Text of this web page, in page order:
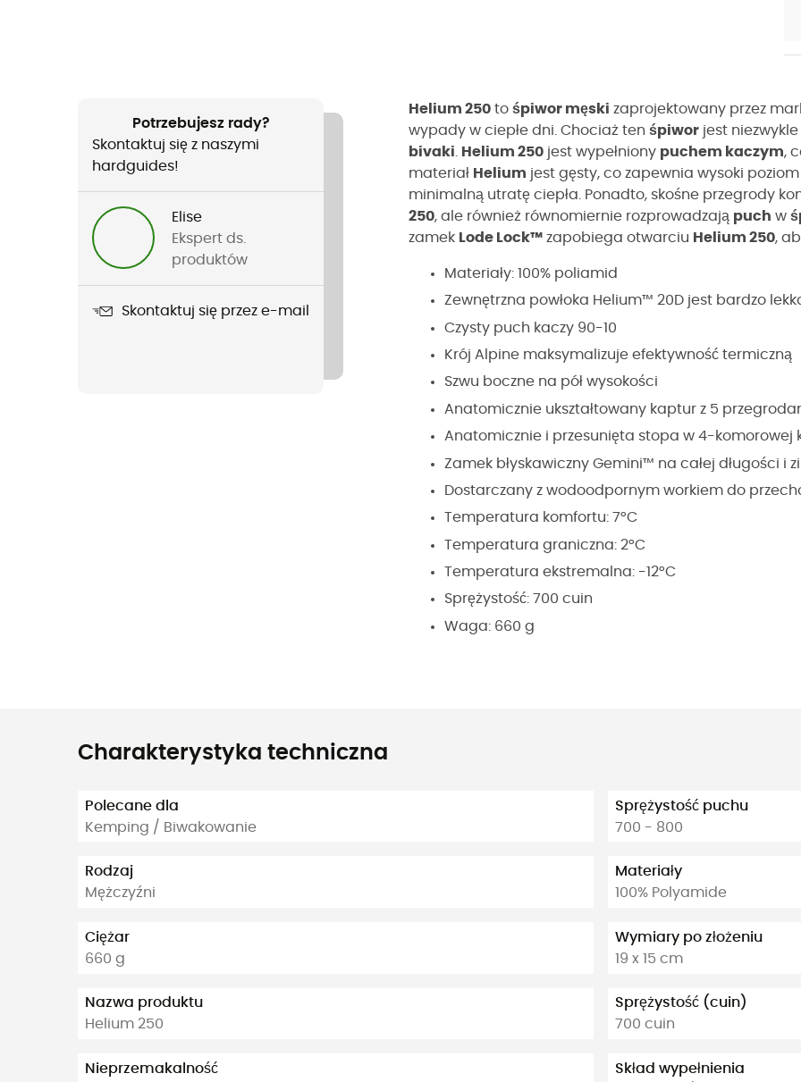
Potrzebujesz rady?
Skontaktuj się z naszymi
hardguides!
Elise
Ekspert ds.
produktów
Skontaktuj się przez e-mail
Helium 250 to śpiwor męski zaprojektowany przez
wypady w ciepłe dni. Chociaż ten śpiwor jest
bivaki
Helium 250 jest wypełniony puchem kaczym,
materiał Helium jest gęsty, co zapewnia wysoki
minimalną utratę ciepła. Ponadto, skośne przegrody
250, ale również równomiernie rozprowadzają puch w
zamek Lode Lock™ zapobiega otwarciu Helium 250,
Materiały: 100% poliamid
Zewnętrzna powłoka Helium™ 20D jest bardzo
Czysty puch kaczy 90-10
Krój Alpine maksymalizuje efektywność termiczną
Szwu boczne na pół wysokości
Anatomicznie ukształtowany kaptur z 5
Anatomicznie i przesunięta stopa w 4-komorowej
Zamek błyskawiczny Gemini™ na całej długości i
Dostarczany z wodoodpornym workiem do
Temperatura komfortu: 7°C
Temperatura graniczna: 2°C
Temperatura ekstremalna: -12°C
Sprężystość: 700 cuin
Waga: 660 g
Charakterystyka techniczna
Polecane dla
Kemping / Biwakowanie
Rodzaj
Mężczyźni
Ciężar
660 g
Nazwa produktu
Helium 250
Nieprzemakalność
Sprężystość puchu
700 - 800
Materiały
100% Polyamide
Wymiary po złożeniu
19 x 15 cm
Sprężystość (cuin)
700 cuin
Skład wypełnienia